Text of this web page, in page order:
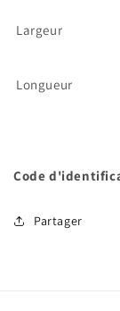
Largeur
Longueur
Code
Partager